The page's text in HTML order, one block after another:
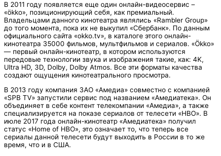
В 2011 году появляется еще один онлайн-видеосервис –
«ökko», позиционирующий себя, как премиальный.
Владельцами данного кинотеатра являлись «Rambler Group»
до того момента, пока их не выкупил «Сбербанк». По данным
официального сайта «okko.tv», в каталоге этого онлайн-
кинотеатра 35000 фильмов, мультфильмов и сериалов. «Ökko»
— первый онлайн-кинотеатр, в котором используются
передовые технологии звука и изображения такие, как: 4K,
Ultra HD, 3D, Dolby, Dolby Atmos. Все эти форматы качества
создают ощущения кинотеатрального просмотра.
В 2013 году компания ЗАО «Амедиа» совместно с компанией
«SPB TV» запустили сервис под названием «Амедиатека». Он
объединяет в себе контент телекомпании «Амедиа», а также
специализируется на показе сериалов от телесети «HBO». В
июле 2017 года онлайн-кинотеатр «Амедиатека» получил
статус «Home of HBO», это означает то, что теперь все
сериалы данной телесети будут выходить в России в то же
время, что и в США.